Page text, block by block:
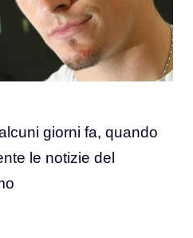
giorni fa, quando
le notizie del